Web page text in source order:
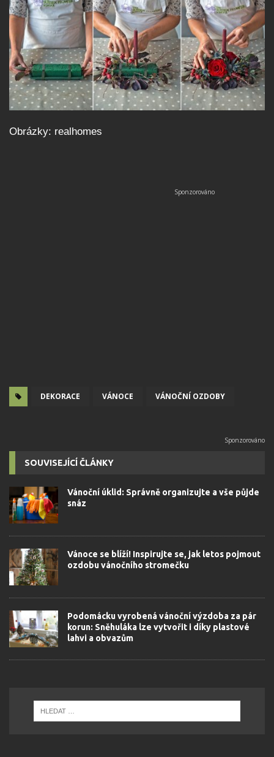
Obrázky: realhomes
DEKORACE VÁNOCE VÁNOČNÍ OZDOBY
SOUVISEJÍCÍ ČLÁNKY
Vánoční úklid: Správně organizujte a vše půjde
snáz
Vánoce se blíží! Inspirujte se, jak letos pojmout
ozdobu vánočního stromečku
Podomácku vyrobená vánoční výzdoba za pár
korun: Sněhuláka lze vytvořit i díky plastové
lahvi a obvazům